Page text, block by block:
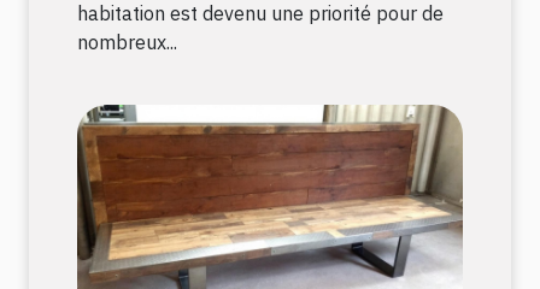
habitation est devenu une priorité pour de
nombreux...